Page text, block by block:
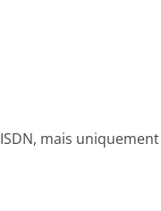
mais